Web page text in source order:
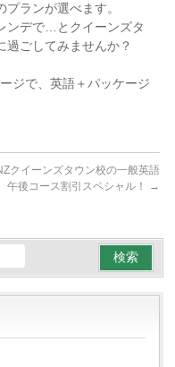
ランが選べます。
ンデで…とクイーンズタ
過ごしてみませんか？
ジで、英語＋パッケージ
クイーンズタウン校の一般英語
午後コース割引スペシャル！
→